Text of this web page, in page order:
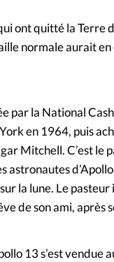
ont quitté la Terre
normale aurait
par la National
en 1964, puis
Mitchell. C’est
astronautes
la lune. Le
de son ami, après
13 s’est vendue